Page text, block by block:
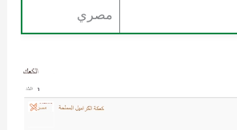
مصري